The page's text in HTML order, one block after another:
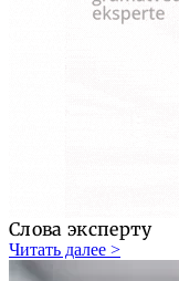
Слова эксперту
Читать далее >